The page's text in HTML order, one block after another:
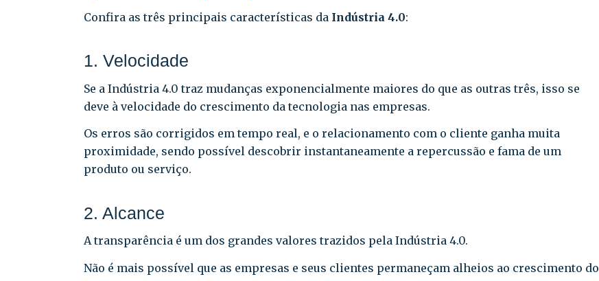
Confira as três principais características da Indústria 4.0:
1. Velocidade
Se a Indústria 4.0 traz mudanças exponencialmente maiores do que as outras três, isso se
deve à velocidade do crescimento da tecnologia nas empresas.
Os erros são corrigidos em tempo real, e o relacionamento com o cliente ganha muita
proximidade, sendo possível descobrir instantaneamente a repercussão e fama de um
produto ou serviço.
2. Alcance
A transparência é um dos grandes valores trazidos pela Indústria 4.0.
Não é mais possível que as empresas e seus clientes permaneçam alheios ao crescimento do